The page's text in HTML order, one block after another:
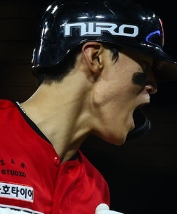
조 마감 다
려워" 취
대변인